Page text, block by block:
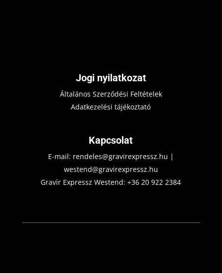
Jogi nyilatkozat
Általános Szerződési Feltételek
Adatkezelési tájékoztató
Kapcsolat
E-mail: rendeles@gravirexpressz.hu |
westend@gravirexpressz.hu
Gravír Expressz Westend:+36 20 922 2384